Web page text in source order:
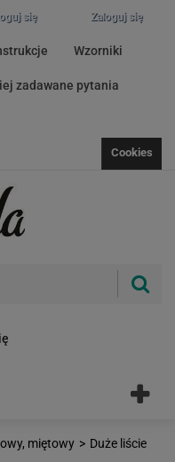
Zaloguj się
się
Wzorniki
zadawane pytania
Cookies
miętowy > Duże liście